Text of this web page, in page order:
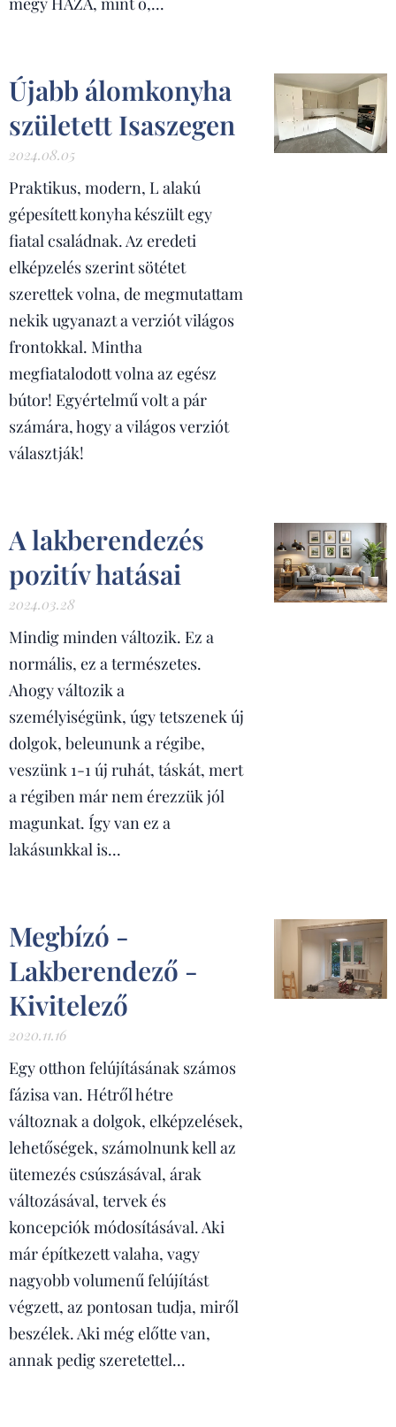
Újabb álomkonyha
született Isaszegen
2024.08.05
Praktikus, modern, L alakú
gépesített konyha készült egy
fiatal családnak. Az eredeti
elképzelés szerint sötétet
szerettek volna, de megmutattam
nekik ugyanazt a verziót világos
frontokkal. Mintha
megfiatalodott volna az egész
bútor! Egyértelmű volt a pár
számára, hogy a világos verziót
választják!
A lakberendezés
pozitív hatásai
2024.03.28
Mindig minden változik. Ez a
normális, ez a természetes.
Ahogy változik a
személyiségünk, úgy tetszenek új
dolgok, beleununk a régibe,
veszünk 1-1 új ruhát, táskát, mert
a régiben már nem érezzük jól
magunkat. Így van ez a
lakásunkkal is...
Megbízó -
Lakberendező -
Kivitelező
2020.11.16
Egy otthon felújításának számos
fázisa van. Hétről hétre
változnak a dolgok, elképzelések,
lehetőségek, számolnunk kell az
ütemezés csúszásával, árak
változásával, tervek és
koncepciók módosításával. Aki
már építkezett valaha, vagy
nagyobb volumenű felújítást
végzett, az pontosan tudja, miről
beszélek. Aki még előtte van,
annak pedig szeretettel...